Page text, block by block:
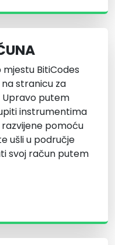
BitiCodes
stranicu za
putem
instrumentima
pomoću
ušli u područje
svoj račun putem